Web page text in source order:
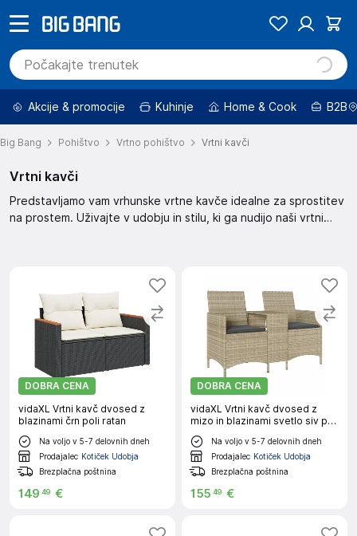
Akcije & promocije Kuhinje Home & Cook B2B
Big Bang Pohištvo Vrtno pohištvo Vrtni kavči
Vrtni kavči
Predstavljamo vam vrhunske vrtne kavče idealne za sprostitev
na prostem. Uživajte v udobju in stilu, ki ga nudijo naši vrtni
DOBRA CENA
vidaXL Vrtni kavč dvosed z
blazinami črn poli ratan
Na voljo v 5-7 delovnih dneh
Prodajalec Kotiček Udobja
Brezplačna poštnina
149 49 €
DOBRA CENA
vidaXL Vrtni kavč dvosed z
mizo in blazinami svetlo siv poli
ratan
Na voljo v 5-7 delovnih dneh
Prodajalec Kotiček Udobja
Brezplačna poštnina
155 49 €